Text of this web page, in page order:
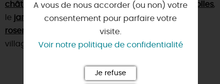
château de Denainvilliers, lechâteau de Chamerolles,
le
jardin de roses d'André Eveet la
roseraie de Morailles
sur laRoute de la Rose
village deChambon-la-Forêt.
A vous de nous accorder (ou non) votre
consentement pour parfaire votre
visite.
Voir notre politique de confidentialité
Je refuse